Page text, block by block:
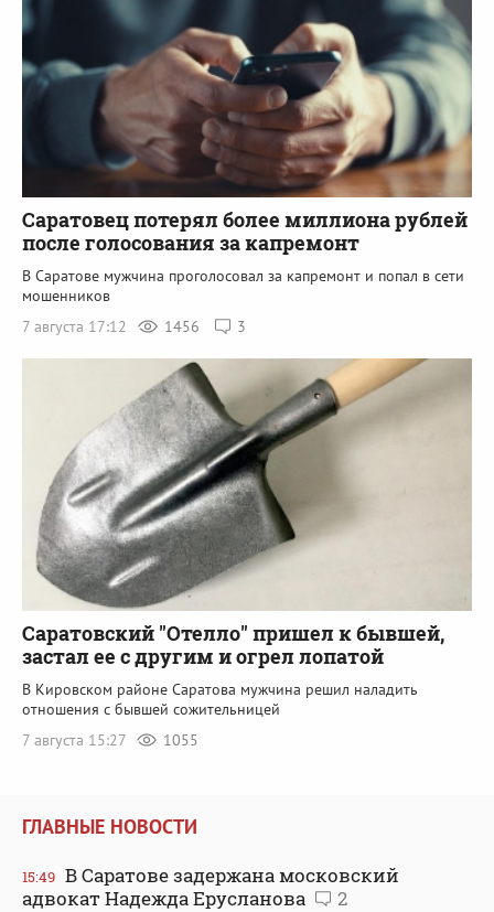
Саратовец потерял более миллиона рублей
после голосования за капремонт
В Саратове мужчина проголосовал за капремонт и попал в сети
мошенников
7 августа 17:12
1456 3
Саратовский "Отелло" пришел к бывшей,
застал ее с другим и огрел лопатой
В Кировском районе Саратова мужчина решил наладить
отношения с бывшей сожительницей
7 августа 15:27
1055
ГЛАВНЫЕ НОВОСТИ
15:49 В Саратове задержана московский
адвокат Надежда Ерусланова
2